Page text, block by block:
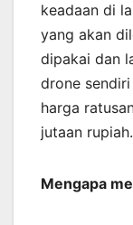
keadaan di
yang akan
dipakai dan
drone
harga
jutaan rupiah.
Mengapa